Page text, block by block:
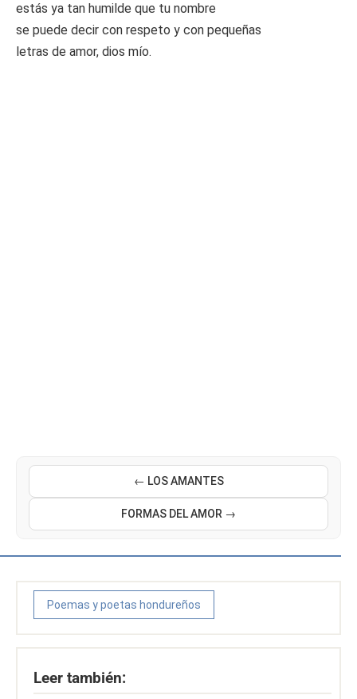
estás ya tan humilde que tu nombre
se puede decir con respeto y con pequeñas
letras de amor, dios mío.
← LOS AMANTES
FORMAS DEL AMOR →
Poemas y poetas hondureños
Leer también: